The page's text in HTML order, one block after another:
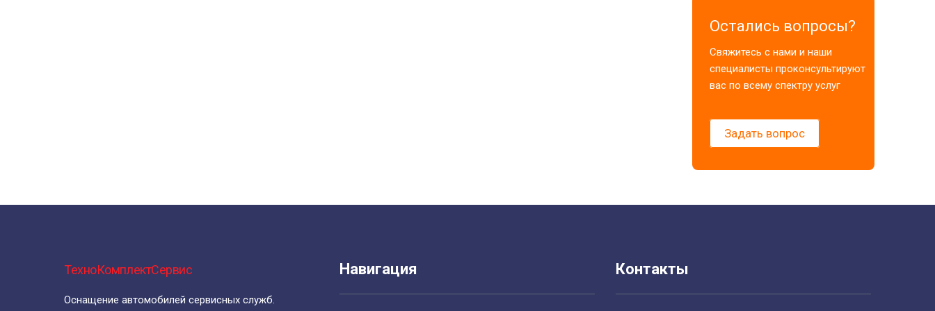
Остались вопросы?
Свяжитесь с нами и наши
специалисты проконсультируют
вас по всему спектру услуг
Задать вопрос
ТехноКомплектСервис
Оснащение автомобилей сервисных служб.
Навигация Контакты